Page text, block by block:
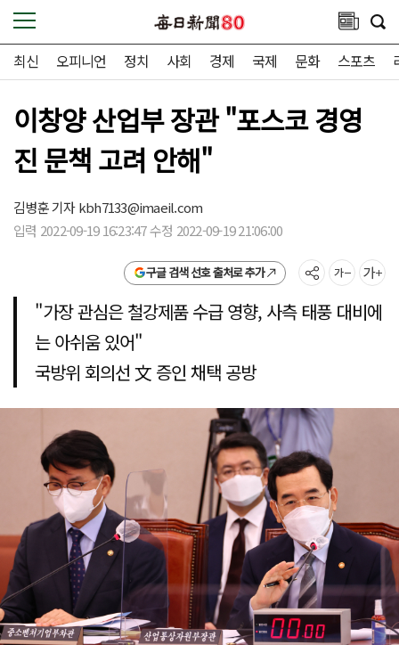
최신 오피니언 정치 사회 경제 국제 문화 스포츠
이창양 산업부 장관 "포스코 경영
진 문책 고려 안해"
김병훈 기자kbh7133@imaeil.com
입력 2022-09-19 16:23:47 수정 2022-09-19 21:06:00
구글 검색 선호 출처로 추가
"가장 관심은 철강제품 수급 영향, 사측 태풍 대비에
는 아쉬움 있어"
국방위 회의선 文 증인 채택 공방